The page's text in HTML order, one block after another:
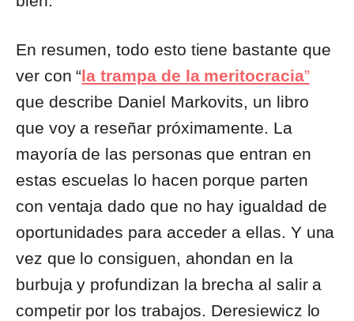
En resumen, todo esto tiene bastante que
ver con “la trampa de la meritocracia”
que describe Daniel Markovits, un libro
que voy a reseñar próximamente. La
mayoría de las personas que entran en
estas escuelas lo hacen porque parten
con ventaja dado que no hay igualdad de
oportunidades para acceder a ellas. Y una
vez que lo consiguen, ahondan en la
burbuja y profundizan la brecha al salir a
competir por los trabajos. Deresiewicz lo